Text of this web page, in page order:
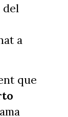
del
a
que